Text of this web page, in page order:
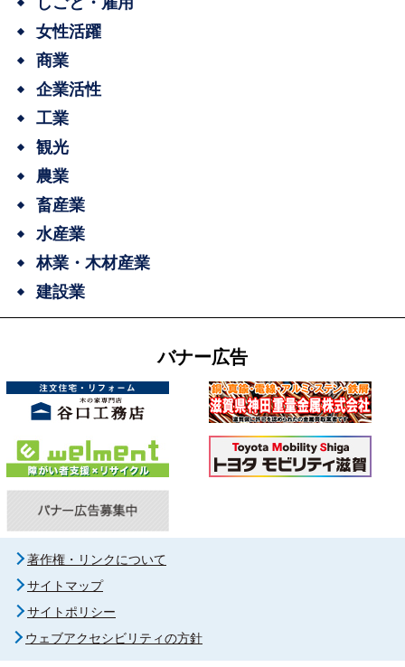
女性活躍
商業
企業活性
工業
観光
農業
畜産業
水産業
林業・木材産業
建設業
バナー広告
著作権・リンクについて
サイトマップ
サイトポリシー
ウェブアクセシビリティの方針